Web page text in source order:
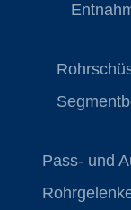
Pass- und